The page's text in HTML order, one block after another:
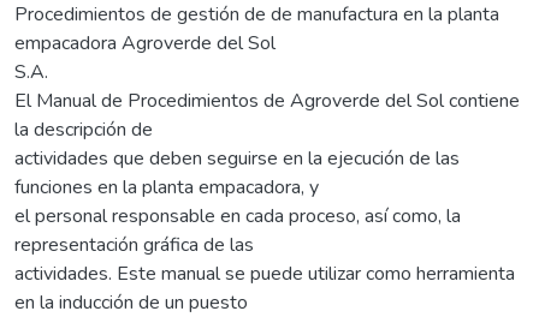
Procedimientos de gestión de de manufactura en la planta
empacadora Agroverde del Sol
S.A.
El Manual de Procedimientos de Agroverde del Sol contiene
la descripción de
actividades que deben seguirse en la ejecución de las
funciones en la planta empacadora, y
el personal responsable en cada proceso, así como, la
representación gráfica de las
actividades. Este manual se puede utilizar como herramienta
en la inducción de un puesto